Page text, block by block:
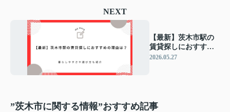
NEXT
【最新】茨木市駅の
賃貸探しにおすすめ
の理由は？暮らしや
2026.05.27
”茨木市に関する情報”おすすめ記事